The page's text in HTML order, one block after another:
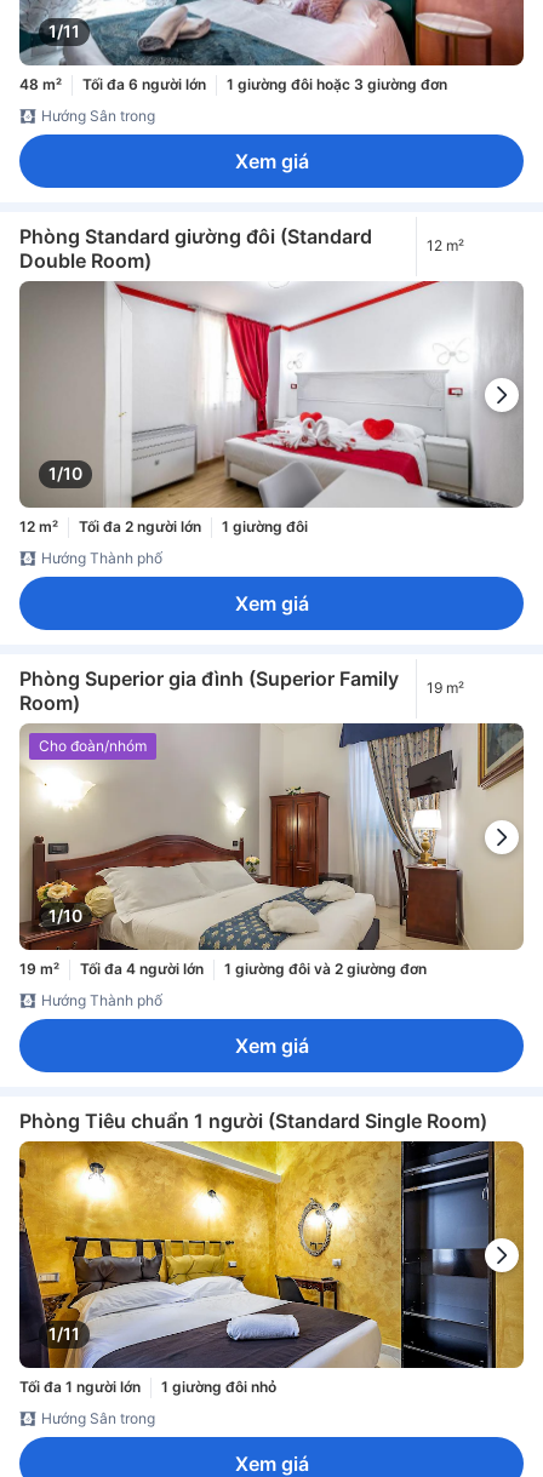
1/11
48 m² Tối đa 6 người lớn
1 giường đôi hoặc 3 giường đơn
Hướng Sân trong
Xem giá
Phòng Standard giường đôi (Standard
Double Room)
12 m²
1/10
12 m² Tối đa 2 người lớn
1 giường đôi
Hướng Thành phố
Xem giá
Phòng Superior gia đình (Superior Family
Room)
19 m²
1/10
Cho đoàn/nhóm
19 m² Tối đa 4 người lớn
1 giường đôi và 2 giường đơn
Hướng Thành phố
Xem giá
Phòng Tiêu chuẩn 1 người (Standard Single Room)
1/11
Tối đa 1 người lớn
1 giường đôi nhỏ
Hướng Sân trong
Xem giá